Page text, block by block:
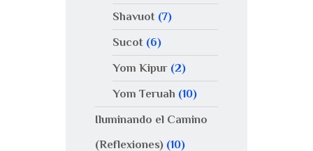
Shavuot(7)
Sucot(6)
Yom Kipur(2)
Yom Teruah (10)
Iluminando el Camino
(Reflexiones) (10)